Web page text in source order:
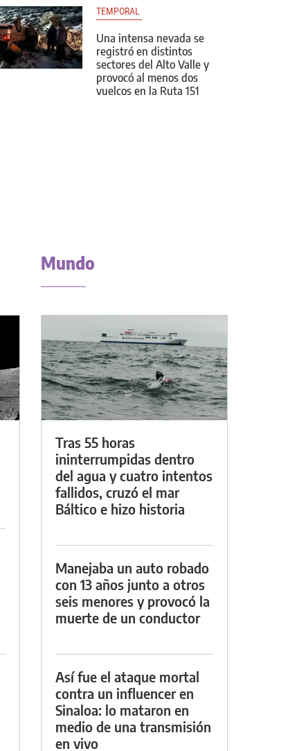
TEMPORAL
Una intensa nevada se
registró en distintos
sectores del Alto Valle y
provocó al menos dos
vuelcos en la Ruta 151
Mundo
Tras 55 horas
ininterrumpidas dentro
del agua y cuatro intentos
fallidos, cruzó el mar
Báltico e hizo historia
Manejaba un auto robado
con 13 años junto a otros
seis menores y provocó la
muerte de un conductor
Así fue el ataque mortal
contra un influencer en
Sinaloa: lo mataron en
medio de una transmisión
en vivo